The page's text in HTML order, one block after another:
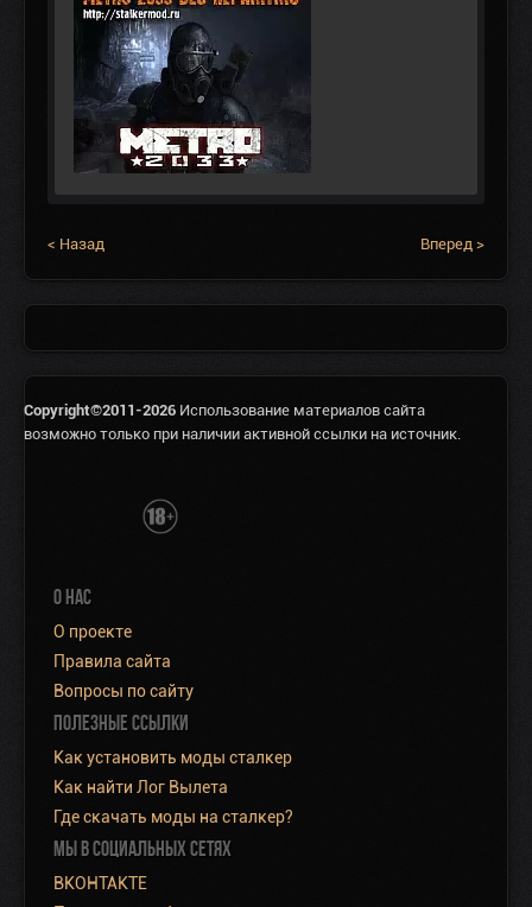
< Назад Вперед >
Copyright©2011-2026 Использование материалов сайта
возможно только при наличии активной ссылки на источник.
О НАС
О проекте
Правила сайта
Вопросы по сайту
ПОЛЕЗНЫЕ ССЫЛКИ
Как установить моды сталкер
Как найти Лог Вылета
Где скачать моды на сталкер?
МЫ В СОЦИАЛЬНЫХ СЕТЯХ
ВКОНТАКТЕ